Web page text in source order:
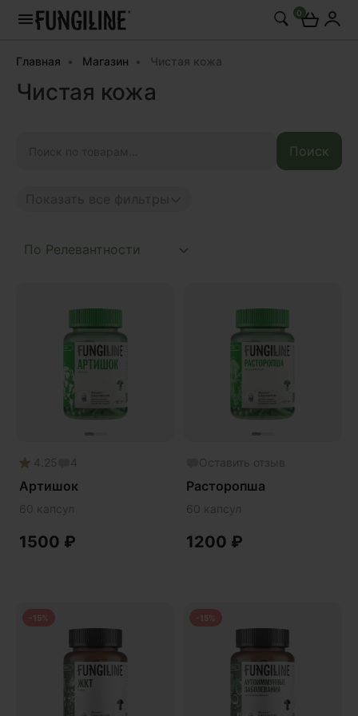
0
Главная Магазин Чистая кожа
Чистая кожа
Поиск
Daily
Mushroom
Phyto
Premium
Антипаразит
Антистресс
Гинкго билоба
Гормональный баланс
Готу кола
Деменция
4.25 4
Артишок
60 капсул
1500 ₽
Оставить отзыв
Расторопша
60 капсул
1200 ₽
-15% -15%